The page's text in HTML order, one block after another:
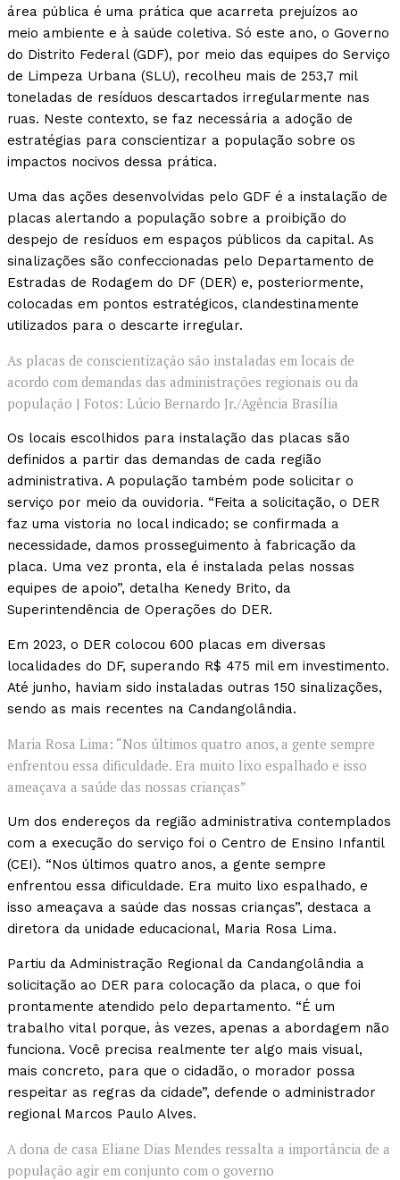
área pública é uma prática que acarreta prejuízos ao
meio ambiente e à saúde coletiva. Só este ano, o Governo
do Distrito Federal (GDF), por meio das equipes do Serviço
de Limpeza Urbana (SLU), recolheu mais de 253,7 mil
toneladas de resíduos descartados irregularmente nas
ruas. Neste contexto, se faz necessária a adoção de
estratégias para conscientizar a população sobre os
impactos nocivos dessa prática.
Uma das ações desenvolvidas pelo GDF é a instalação de
placas alertando a população sobre a proibição do
despejo de resíduos em espaços públicos da capital. As
sinalizações são confeccionadas pelo Departamento de
Estradas de Rodagem do DF (DER) e, posteriormente,
colocadas em pontos estratégicos, clandestinamente
utilizados para o descarte irregular.
As placas de conscientização são instaladas em locais de
acordo com demandas das administrações regionais ou da
população | Fotos: Lúcio Bernardo Jr./Agência Brasília
Os locais escolhidos para instalação das placas são
definidos a partir das demandas de cada região
administrativa. A população também pode solicitar o
serviço por meio da ouvidoria. “Feita a solicitação, o DER
faz uma vistoria no local indicado; se confirmada a
necessidade, damos prosseguimento à fabricação da
placa. Uma vez pronta, ela é instalada pelas nossas
equipes de apoio”, detalha Kenedy Brito, da
Superintendência de Operações do DER.
Em 2023, o DER colocou 600 placas em diversas
localidades do DF, superando R$ 475 mil em investimento.
Até junho, haviam sido instaladas outras 150 sinalizações,
sendo as mais recentes na Candangolândia.
Maria Rosa Lima: “Nos últimos quatro anos, a gente sempre
enfrentou essa dificuldade. Era muito lixo espalhado e isso
ameaçava a saúde das nossas crianças”
Um dos endereços da região administrativa contemplados
com a execução do serviço foi o Centro de Ensino Infantil
(CEI). “Nos últimos quatro anos, a gente sempre
enfrentou essa dificuldade. Era muito lixo espalhado, e
isso ameaçava a saúde das nossas crianças”, destaca a
diretora da unidade educacional, Maria Rosa Lima.
Partiu da Administração Regional da Candangolândia a
solicitação ao DER para colocação da placa, o que foi
prontamente atendido pelo departamento. “É um
trabalho vital porque, às vezes, apenas a abordagem não
funciona. Você precisa realmente ter algo mais visual,
mais concreto, para que o cidadão, o morador possa
respeitar as regras da cidade”, defende o administrador
regional Marcos Paulo Alves.
A dona de casa Eliane Dias Mendes ressalta a importância de a
população agir em conjunto com o governo